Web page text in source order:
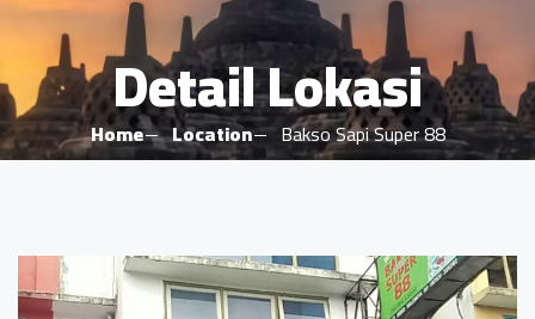
Detail Lokasi
Home Location Bakso Sapi Super 88